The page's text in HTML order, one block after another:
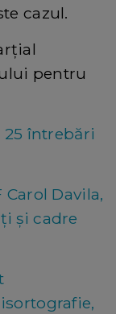
cazul.
pentru
întrebări
Davila,
şi cadre